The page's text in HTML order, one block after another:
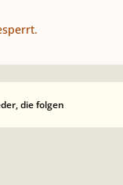
die folgen